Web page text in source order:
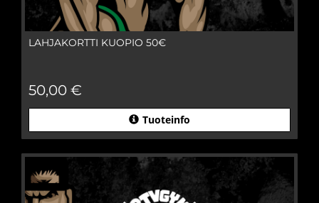
LAHJAKORTTI KUOPIO 50€
50,00 €
Tuoteinfo